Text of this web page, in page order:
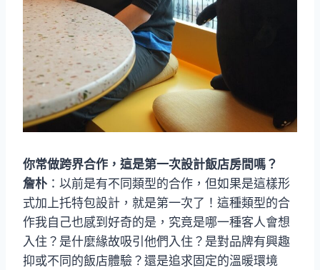
你常做跨界合作，這是第一次設計飯店房間嗎？
詹朴 ：以前是有不同類型的合作，但如果是這樣形
式加上托特包設計，就是第一次了！這種類型的合
作我自己也感到好奇的是，究竟是哪一種客人會想
入住？是什麼緣故吸引他們入住？是對品牌有興趣
抑或不同的飯店體驗？還是追求固定的溫暖環境